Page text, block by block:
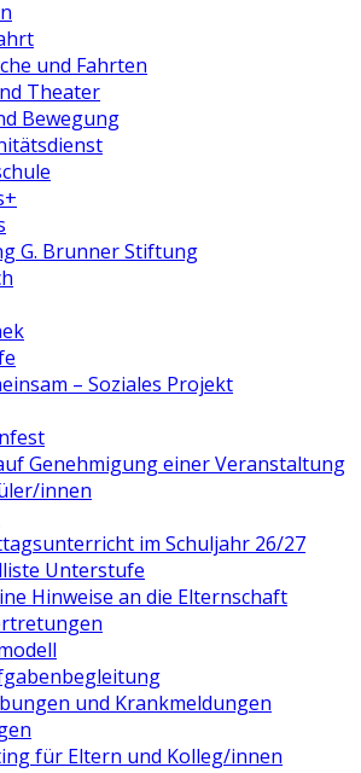
und Fahrten
Theater
Bewegung
G. Brunner Stiftung
– Soziales Projekt
Genehmigung einer Veranstaltung
innen
im Schuljahr 26/27
Unterstufe
Hinweise an die Elternschaft
und Krankmeldungen
für Eltern und Kolleg/innen